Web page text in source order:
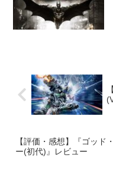
【評価・感想】『ゴッド
ー(初代)』レビュー